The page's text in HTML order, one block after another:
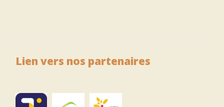
Lien vers nos partenaires